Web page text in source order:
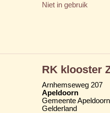
Niet in gebruik
RK klooster
Arnhemseweg 207
Apeldoorn
Gemeente Apeldoorn
Gelderland